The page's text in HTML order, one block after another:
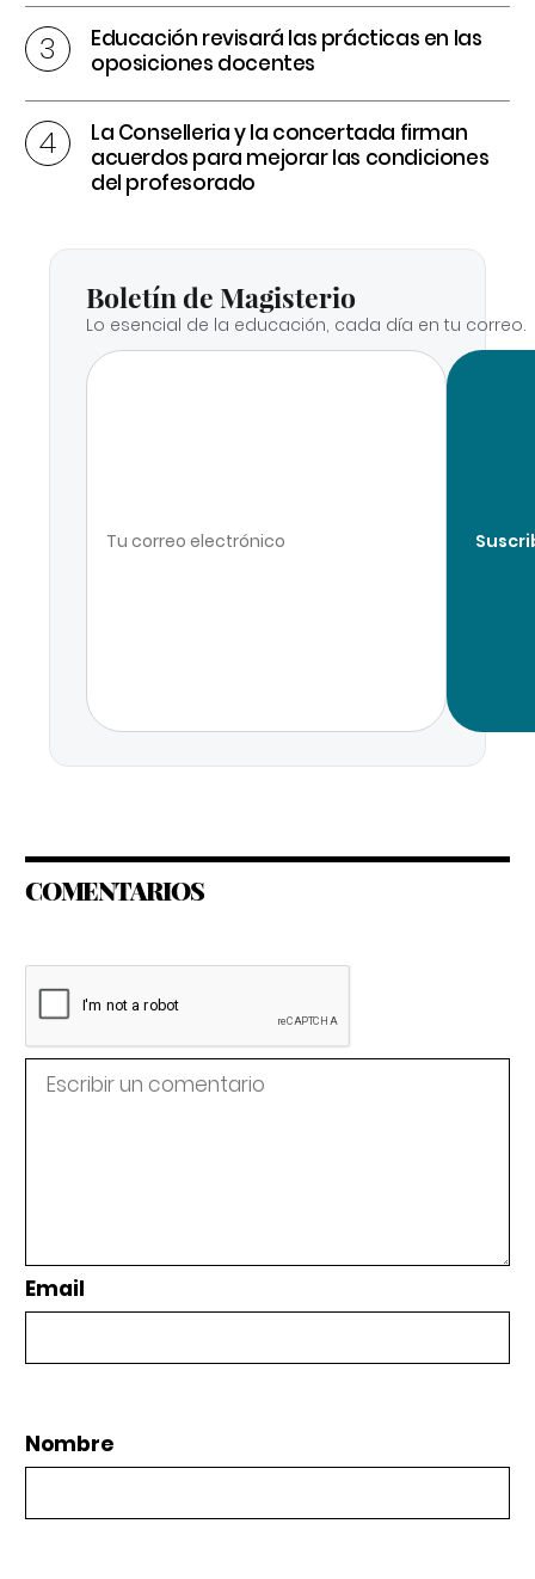
Educación revisará las prácticas en las
oposiciones docentes
La Conselleria y la concertada firman
acuerdos para mejorar las condiciones
del profesorado
Boletín de Magisterio
Lo esencial de la educación, cada día en tu correo.
COMENTARIOS
Email
Nombre